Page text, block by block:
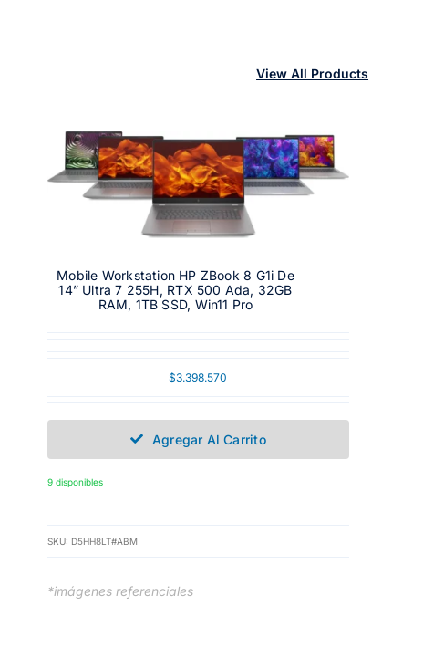
View All Products
Mobile Workstation HP ZBook 8 G1i De
14” Ultra 7 255H, RTX 500 Ada, 32GB
RAM, 1TB SSD, Win11 Pro
$3.398.570
Agregar Al Carrito
9 disponibles
SKU: D5HH8LT#ABM
*imágenes referenciales